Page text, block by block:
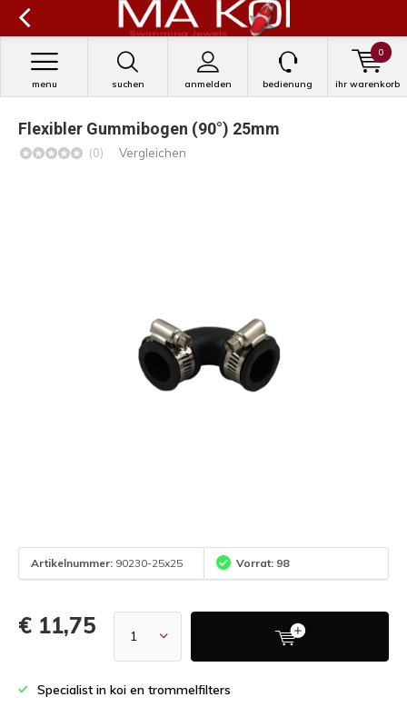
suchen anmelden
menu bedienung ihr warenkorb
0
Flexibler Gummibogen (90°) 25mm
(0) Vergleichen
Artikelnummer: 90230-25x25 Vorrat: 98
€ 11,75
Specialist in koi en trommelfilters